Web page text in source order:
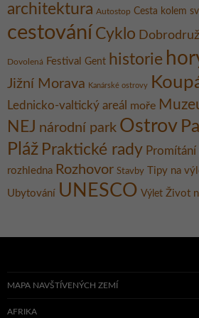
architektura Autostop Cesta kolem
cestování Cyklo
Dovolená Festival Gent historie
Jižní Morava Kanárské ostrovy
Lednicko-valtický areál moře
NEJ národní park Ostrov
Pláž Praktické rady Promítání
rozhledna Rozhovor Stavby Tipy na
Ubytování UNESCO Výlet Život
MAPA NAVŠTÍVENÝCH ZEMÍ
AFRIKA